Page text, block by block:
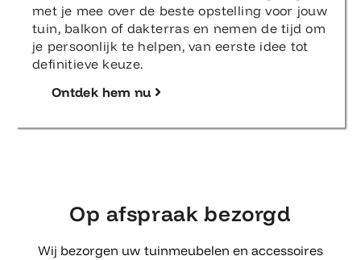
met je mee over de beste opstelling voor jouw
tuin, balkon of dakterras en nemen de tijd om
je persoonlijk te helpen, van eerste idee tot
definitieve keuze.
Ontdek hem nu
Op afspraak bezorgd
Wij bezorgen uw tuinmeubelen en accessoires